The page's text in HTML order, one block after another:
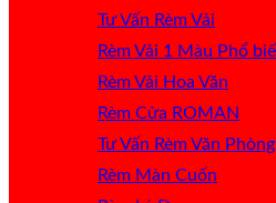
Tư Vấn Rèm Vải
Rèm Vải 1 Màu
Rèm Vải Hoa Văn
Rèm Cửa ROMAN
Tư Vấn Rèm Văn Phòng
Rèm Màn Cuốn